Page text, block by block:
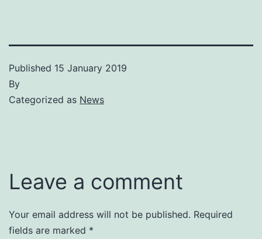
Published 15 January 2019
By
Categorized as News
Leave a comment
Your email address will not be published. Required
fields are marked *